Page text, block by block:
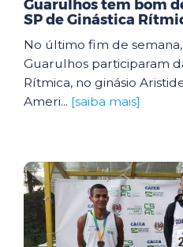
Guarulhos tem bom
SP de Ginástica
No último fim de
Guarulhos participaram
Rítmica, no ginásio
Ameri... [saiba mais]